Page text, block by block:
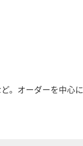
。オーダーを中心